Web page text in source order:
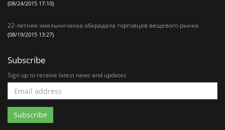
(08/24/2015 17:10)
22-летняя хмельничанка обкрадала торговцев вещевого рынка
(08/19/2015 13:27)
Subscribe
Sign up to receive latest news and updates